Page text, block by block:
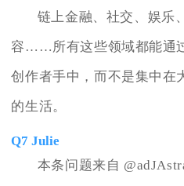
链上金融、社交、娱乐
容……所有这些领域都能通
创作者手中，而不是集中在
的生活。
Q7 Julie
本条问题来自